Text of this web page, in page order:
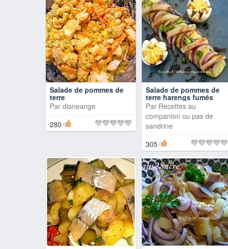
Salade de pommes de
terre
Par dianeange
280
Salade de pommes de
terre harengs fumés
Par Recettes au
companion ou pas de
sandrine
305